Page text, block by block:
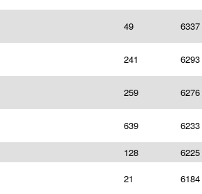
49 6337
241 6293
259 6276
639 6233
128
6225
21 6184